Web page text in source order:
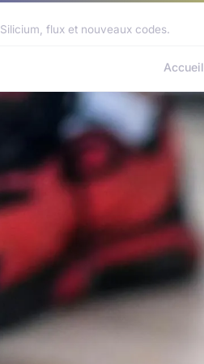
Silicium, flux et nouveaux codes.
Accueil